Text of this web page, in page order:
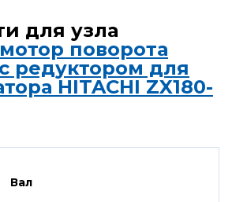
для узла
поворота
редуктором для
HITACHI ZX180-
Вал